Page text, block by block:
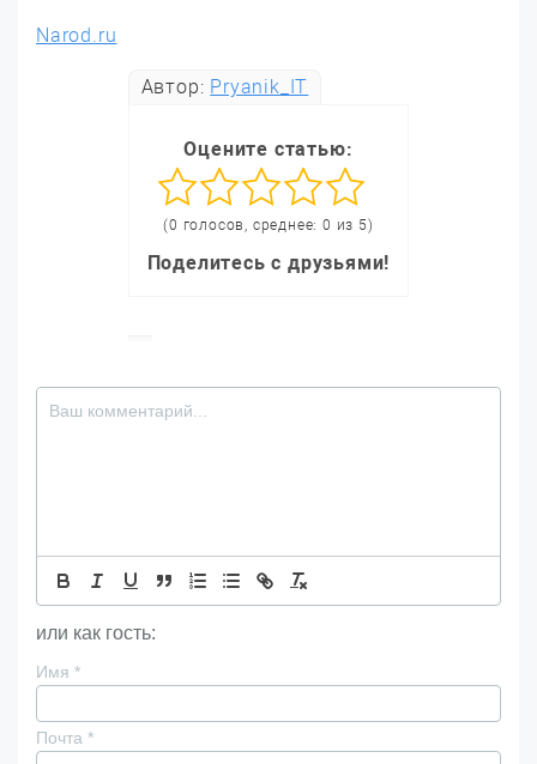
Narod.ru
Автор: Pryanik_IT
Оцените статью:
(0 голосов, среднее: 0 из 5)
Поделитесь с друзьями!
или как гость:
Имя *
Почта *